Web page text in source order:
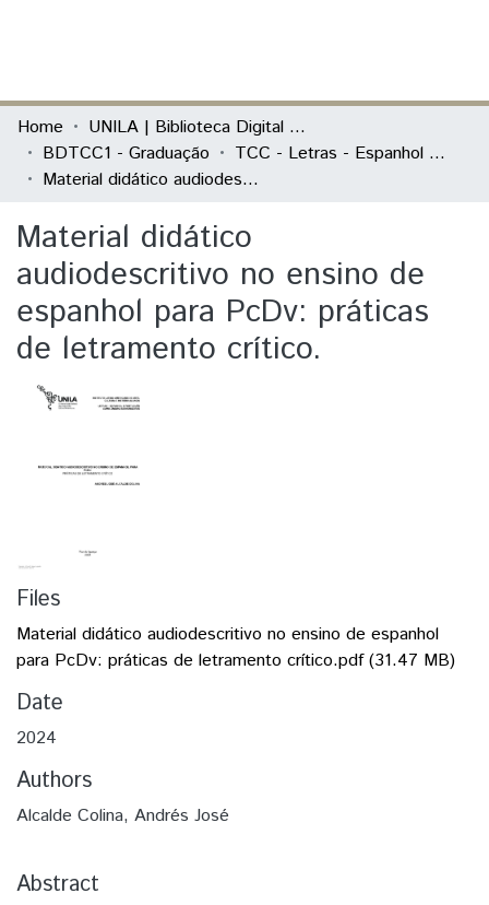
Communities & Collections
All of DSpace
Home
UNILA | Biblioteca Digital de Trabalhos de Conclusão de Curso
BDTCC1 - Graduação
TCC - Letras - Espanhol e Português como Línguas Estrangeiras
Material didático audiodescritivo no ensino de espanhol para PcDv: práticas de letramento crítico.
Material didático
audiodescritivo no ensino de
espanhol para PcDv: práticas
de letramento crítico.
Files
Material didático audiodescritivo no ensino de espanhol
para PcDv: práticas de letramento crítico.pdf(31.47 MB)
Date
2024
Authors
Alcalde Colina, Andrés José
Abstract